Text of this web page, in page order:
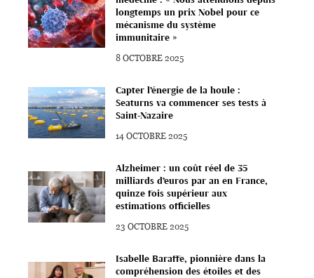
longtemps un prix Nobel pour ce
mécanisme du système
immunitaire »
8 OCTOBRE 2025
Capter l’énergie de la houle :
Seaturns va commencer ses tests à
Saint-Nazaire
14 OCTOBRE 2025
Alzheimer : un coût réel de 35
milliards d’euros par an en France,
quinze fois supérieur aux
estimations officielles
23 OCTOBRE 2025
Isabelle Baraffe, pionnière dans la
compréhension des étoiles et des